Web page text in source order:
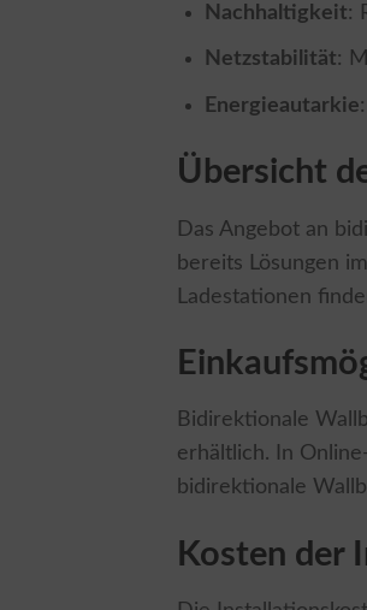
Nachhaltigkeit:
Netzstabilität:
Energieautarkie
Übersicht
Das Angebot an
bereits Lösungen
Ladestationen
Bidirektionale
erhältlich. In
bidirektionale
Kosten der